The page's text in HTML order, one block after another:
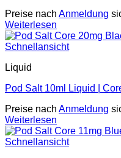
Preise nach Anmeldung
Weiterlesen
Schnellansicht
Liquid
Pod Salt 10ml Liquid |
Preise nach Anmeldung
Weiterlesen
Schnellansicht